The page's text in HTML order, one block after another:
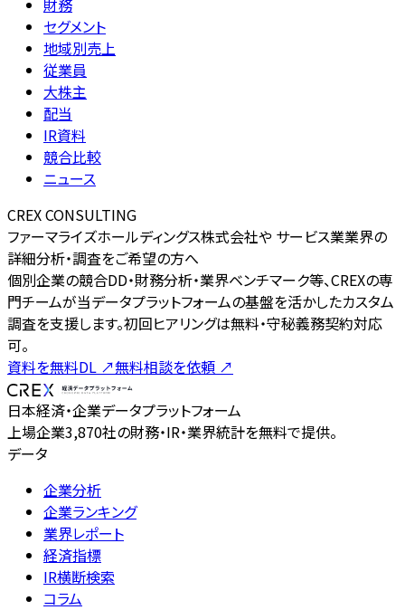
セグメント
地域別売上
従業員
大株主
配当
IR資料
競合比較
ニュース
CREX CONSULTING
ファーマライズホールディングス株式会社や サービス業業界の
詳細分析・調査をご希望の方へ
個別企業の競合DD・財務分析・業界ベンチマーク等、CREXの専
門チームが当データプラットフォームの基盤を活かしたカスタム
調査を支援します。初回ヒアリングは無料・守秘義務契約対応
可。
資料を無料DL ↗無料相談を依頼 ↗
日本経済・企業データプラットフォーム
上場企業3,870社の財務・IR・業界統計を無料で提供。
データ
企業分析
企業ランキング
業界レポート
経済指標
IR横断検索
コラム